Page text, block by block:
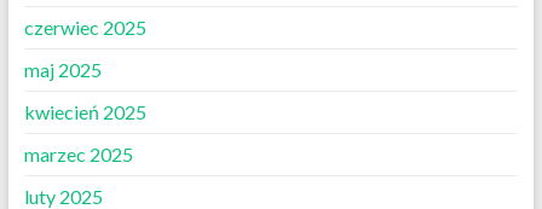
czerwiec 2025
maj 2025
kwiecień 2025
marzec 2025
luty 2025